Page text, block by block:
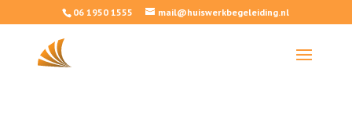
06 1950 1555 mail@huiswerkbegeleiding.nl